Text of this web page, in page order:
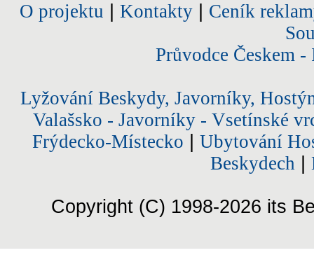
O projektu Kontakty| Ceník
Průvodce Českem
Lyžování Beskydy, Javorníky,
Valašsko - Javorníky - Vsetínské
Frýdecko-Místecko
Ubytování
Beskydech
Copyright (C) 1998-2026 its